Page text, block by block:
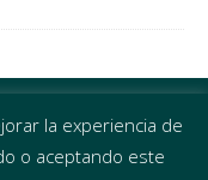
laborales
la experiencia de
o aceptando este